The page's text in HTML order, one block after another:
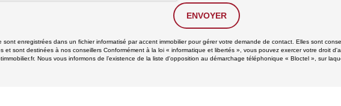
ENVOYER
sont enregistrées dans un fichier informatisé par accent immobilier pour gérer votre demande de contact. Elles sont
et sont destinées à nos conseillers Conformément à la loi « informatique et libertés », vous pouvez exercer votre droit
Nous vous informons de l’existence de la liste d'opposition au démarchage téléphonique « Bloctel », sur